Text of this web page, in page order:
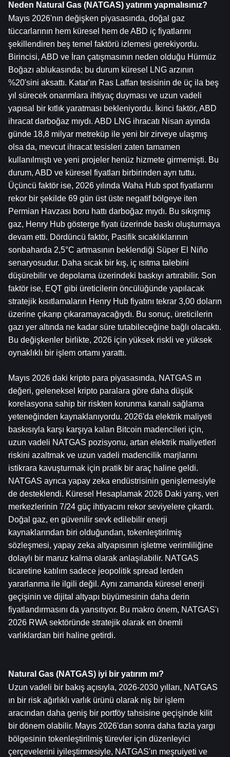
Neden Natural Gas (NATGAS) yatırım yapmalısınız?
Mayıs 2026'nın değişken piyasasında, doğal gaz
tüccarlarının hem küresel hem de ABD iç fiyatlarını
şekillendiren beş temel faktörü izlemesi gerekiyordu.
Birincisi, ABD ve İran çatışmasının neden olduğu Hürmüz
Boğazı ablukasında; bu durum küresel LNG arzının
%20'sini aksattı. Katar'ın Ras Laffan tesisinin de üç ila beş
yıl sürecek onarımlara ihtiyaç duyması ve uzun vadeli
yapısal bir kıtlık yaratması bekleniyordu. İkinci faktör, ABD
ihracat darboğaz mıydı. ABD LNG ihracatı Nisan ayında
günde 18,8 milyar metreküp ile yeni bir zirveye ulaşmış
olsa da, mevcut ihracat tesisleri zaten tamamen
kullanılmıştı ve yeni projeler henüz hizmete girmemişti. Bu
durum, ABD ve küresel fiyatları birbirinden ayrı tuttu.
Üçüncü faktör ise, 2026 yılında Waha Hub spot fiyatlarını
rekor bir şekilde 69 gün üst üste negatif bölgeye iten
Permian Havzası boru hattı darboğaz mıydı. Bu sıkışmış
gaz, Henry Hub gösterge fiyatı üzerinde baskı oluşturmaya
devam etti. Dördüncü faktör, Pasifik sıcaklıklarının
sonbaharda 2,5°C artmasının beklendiği Süper El Niño
senaryosudur. Daha sıcak bir kış, iç ısıtma talebini
düşürebilir ve depolama üzerindeki baskıyı artırabilir. Son
faktör ise, EQT gibi üreticilerin öncülüğünde yapılacak
stratejik kısıtlamaların Henry Hub fiyatını tekrar 3,00 doların
üzerine çıkarıp çıkaramayacağıydı. Bu sonuç, üreticilerin
gazı yer altında ne kadar süre tutabileceğine bağlı olacaktı.
Bu değişkenler birlikte, 2026 için yüksek riskli ve yüksek
oynaklıklı bir işlem ortamı yarattı.
Mayıs 2026 daki kripto para piyasasında, NATGAS ın
değeri, geleneksel kripto paralara göre daha düşük
korelasyona sahip bir riskten korunma kanalı sağlama
yeteneğinden kaynaklanıyordu. 2026'da elektrik maliyeti
baskısıyla karşı karşıya kalan Bitcoin madencileri için,
uzun vadeli NATGAS pozisyonu, artan elektrik maliyetleri
riskini azaltmak ve uzun vadeli madencilik marjlarını
istikrara kavuşturmak için pratik bir araç haline geldi.
NATGAS ayrıca yapay zeka endüstrisinin genişlemesiyle
de desteklendi. Küresel Hesaplamak 2026 Daki yarış, veri
merkezlerinin 7/24 güç ihtiyacını rekor seviyelere çıkardı.
Doğal gaz, en güvenilir sevk edilebilir enerji
kaynaklarından biri olduğundan, tokenleştirilmiş
sözleşmesi, yapay zeka altyapısının işletme verimliliğine
dolaylı bir maruz kalma olarak anlaşılabilir. NATGAS
ticaretine katılım sadece jeopolitik spread lerden
yararlanma ile ilgili değil. Aynı zamanda küresel enerji
geçişinin ve dijital altyapı büyümesinin daha derin
fiyatlandırmasını da yansıtıyor. Bu makro önem, NATGAS'ı
2026 RWA sektöründe stratejik olarak en önemli
varlıklardan biri haline getirdi.
Natural Gas (NATGAS) iyi bir yatırım mı?
Uzun vadeli bir bakış açısıyla, 2026-2030 yılları, NATGAS
ın bir risk ağırlıklı varlık ürünü olarak niş bir işlem
aracından daha geniş bir portföy tahsisine geçişinde kilit
bir dönem olabilir. Mayıs 2026'dan sonra daha fazla yargı
bölgesinin tokenleştirilmiş türevler için düzenleyici
çerçevelerini iyileştirmesiyle, NATGAS'ın meşruiyeti ve